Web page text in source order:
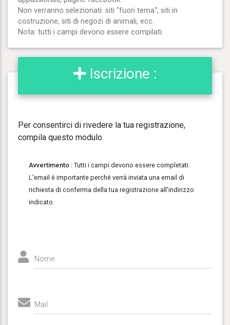
Non verranno selezionati: siti "fuori tema", siti in
costruzione, siti di negozi di animali, ecc.
Nota: tutti i campi devono essere compilati.
Iscrizione :
Per consentirci di rivedere la tua registrazione,
compila questo modulo.
Avvertimento : Tutti i campi devono essere completati.
L'email è importante perché verrà inviata una email di
richiesta di conferma della tua registrazione all'indirizzo
indicato.
Nome
Mail